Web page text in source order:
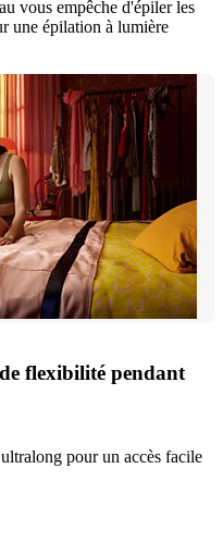
vous empêche d'épiler les
une épilation à lumière
flexibilité pendant
pour un accès facile